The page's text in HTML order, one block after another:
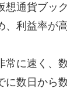
通貨ブッ
利益率が
に速く、
数日から